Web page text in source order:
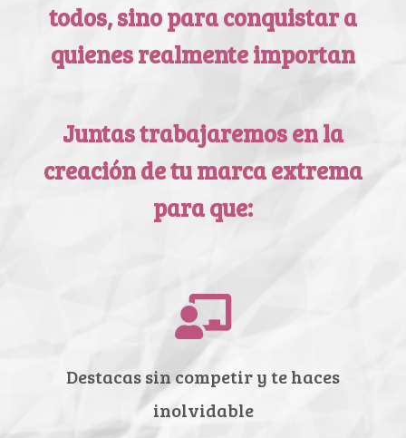
todos, sino para conquistar a
quienes realmente importan
Juntas trabajaremos en la
creación de tu marca extrema
para que:
Destacas sin competir y te haces
inolvidable